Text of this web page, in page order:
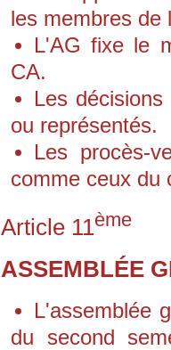
les membres de
L'AG fixe le
CA.
Les
ou représentés.
Les procès-
comme ceux du
Article 11ème
ASSEMBLÉE
L'assemblée
du second